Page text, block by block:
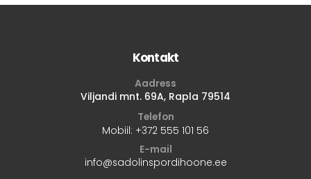
Kontakt
Aadress
Viljandi mnt. 69A, Rapla 79514
Telefon
Mobiil: +372 555 101 56
E-mail
info@sadolinspordihoone.ee